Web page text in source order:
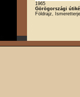
1965
Görögországi
Földrajz,